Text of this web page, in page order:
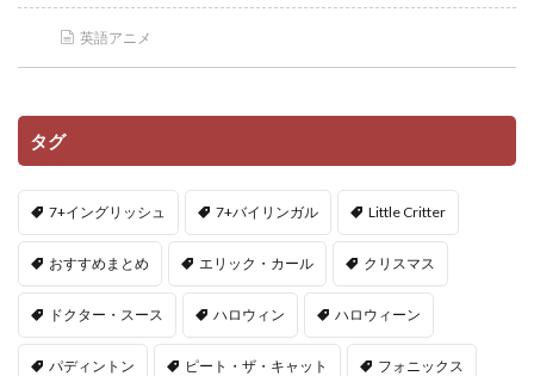
英語アニメ
タグ
7+イングリッシュ 7+バイリンガル Little Critter
おすすめまとめ エリック・カール クリスマス
ドクター・スース ハロウィン ハロウィーン
パディントン ピート・ザ・キャット フォニックス